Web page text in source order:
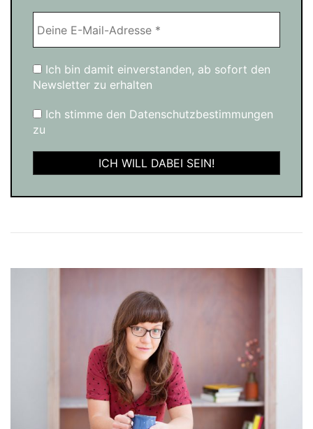
Ich bin damit einverstanden, ab sofort den
Newsletter zu erhalten
Ich stimme den Datenschutzbestimmungen
zu